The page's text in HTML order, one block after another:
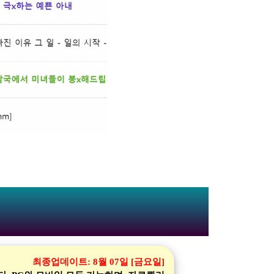
최종업데이트: 8월 07일 [금요일]